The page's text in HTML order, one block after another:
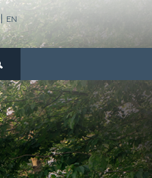
EN